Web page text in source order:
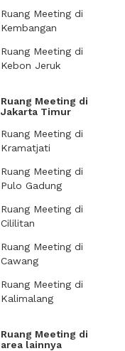
Ruang Meeting di
Kembangan
Ruang Meeting di
Kebon Jeruk
Ruang Meeting di
Jakarta Timur
Ruang Meeting di
Kramatjati
Ruang Meeting di
Pulo Gadung
Ruang Meeting di
Cililitan
Ruang Meeting di
Cawang
Ruang Meeting di
Kalimalang
Ruang Meeting di
area lainnya